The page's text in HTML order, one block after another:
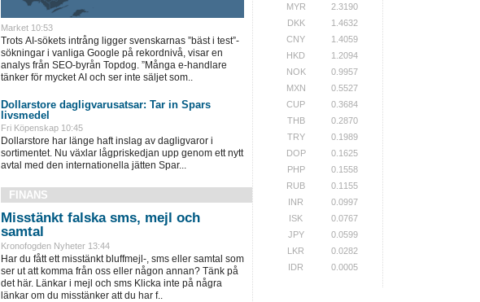
Market 10:53
Trots AI-sökets intrång ligger svenskarnas ”bäst i test”-
sökningar i vanliga Google på rekordnivå, visar en
analys från SEO-byrån Topdog. ”Många e-handlare
tänker för mycket AI och ser inte säljet som..
Dollarstore dagligvarusatsar: Tar in Spars
livsmedel
Fri Köpenskap 10:45
Dollarstore har länge haft inslag av dagligvaror i
sortimentet. Nu växlar lågpriskedjan upp genom ett nytt
avtal med den internationella jätten Spar...
FINANS
Misstänkt falska sms, mejl och
samtal
Kronofogden Nyheter 13:44
Har du fått ett misstänkt bluffmejl-, sms eller samtal som
ser ut att komma från oss eller någon annan? Tänk på
det här. Länkar i mejl och sms Klicka inte på några
länkar om du misstänker att du har f..
MYR
2.3190
DKK
1.4632
CNY
1.4059
HKD
1.2094
NOK
0.9957
MXN
0.5527
CUP
0.3684
THB
0.2870
TRY
0.1989
DOP
0.1625
PHP
0.1558
RUB
0.1155
INR
0.0997
ISK
0.0767
JPY
0.0599
LKR
0.0282
IDR
0.0005